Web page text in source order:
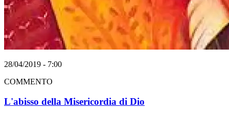
28/04/2019 - 7:00
COMMENTO
L'abisso della Misericordia di Dio